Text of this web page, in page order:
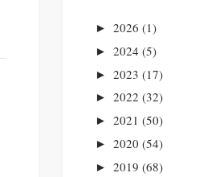
► 2026 (1)
► 2024 (5)
► 2023 (17)
► 2022 (32)
► 2021 (50)
► 2020 (54)
► 2019 (68)